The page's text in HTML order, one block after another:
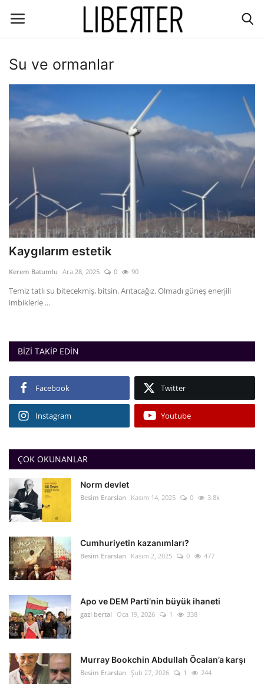
Giriş
Gündem
Dünya/hali
Ekoloji
Düşünce
Ekonomi
Kültür/Sanat
Vegan
Tarih
Anti-militarizm
Galeri
Dosya
Arşiv
Dil
English Turkish
Su ve ormanlar
Kaygılarım estetik
Kerem Batumlu Ara 28, 2025 0 90
Temiz tatlı su bitecekmiş, bitsin. Arıtacağız. Olmadı güneş enerjili
imbiklerle ...
BIZI TAKIP EDIN
Facebook Twitter
Instagram Youtube
ÇOK OKUNANLAR
Norm devlet
Besim Erarslan Kasım 14, 2025 0 3.8k
Cumhuriyetin kazanımları?
Besim Erarslan Kasım 2, 2025 0 477
Apo ve DEM Parti’nin büyük ihaneti
gazi bertal Oca 19, 2026 1 338
Murray Bookchin Abdullah Öcalan’a karşı
Besim Erarslan Şub 27, 2026 1 244